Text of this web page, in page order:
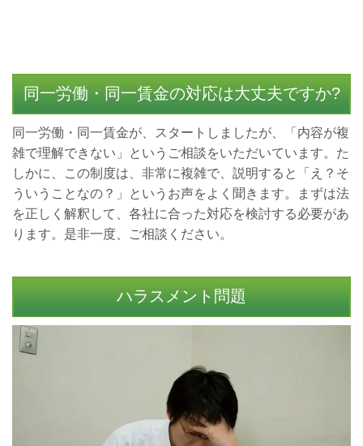
同一労働・同一賃金の対応は大丈夫ですか?
同一労働・同一賃金が、スタートしましたが、「内容が複
雑で理解できない」というご相談をいただいています。た
しかに、この制度は、非常に複雑で、説明すると「え？そ
ういうことなの？」というお声をよく聞きます。まずは法
を正しく解釈して、各社に合った対応を検討する必要があ
ります。是非一度、ご相談ください。
ハラスメント問題